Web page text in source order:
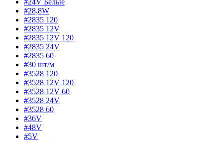
#24V Белые
#28,8W
#2835 120
#2835 12V
#2835 12V 120
#2835 24V
#2835 60
#30 шт/м
#3528 120
#3528 12V 120
#3528 12V 60
#3528 24V
#3528 60
#36V
#48V
#5V